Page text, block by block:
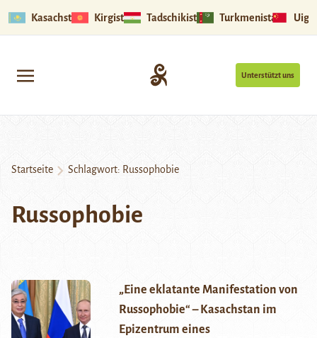
Kasachstan Kirgistan Tadschikistan Turkmenistan
Unterstützt uns
Startseite Schlagwort: Russophobie
Russophobie
„Eine eklatante Manifestation von
Russophobie“ – Kasachstan im
Epizentrum eines